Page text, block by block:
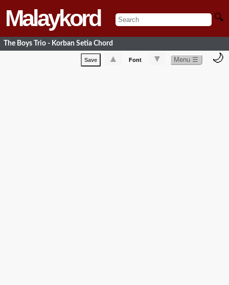
Malaykord 🔍
The Boys Trio - Korban Setia Chord
Save ▲ Font ▼ Menu ☰ 🌙